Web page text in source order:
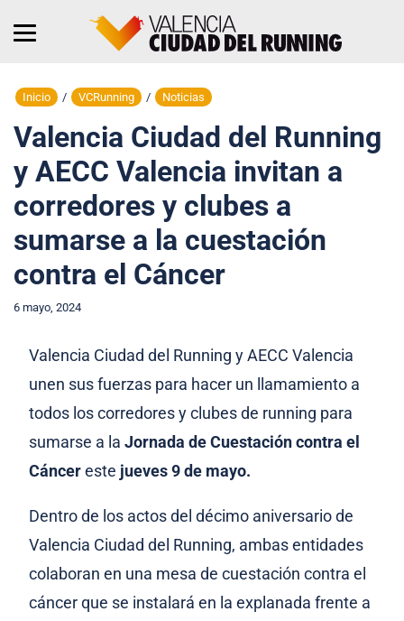
Inicio / VCRunning / Noticias
Valencia Ciudad del Running
y AECC Valencia invitan a
corredores y clubes a
sumarse a la cuestación
contra el Cáncer
6 mayo, 2024
Valencia Ciudad del Running y AECC Valencia
unen sus fuerzas para hacer un llamamiento a
todos los corredores y clubes de running para
sumarse a laJornada de Cuestación contra el
Cáncereste jueves 9 de mayo.
Dentro de los actos del décimo aniversario de
Valencia Ciudad del Running, ambas entidades
colaboran en una mesa de cuestación contra el
cáncer que se instalará en la explanada frente a